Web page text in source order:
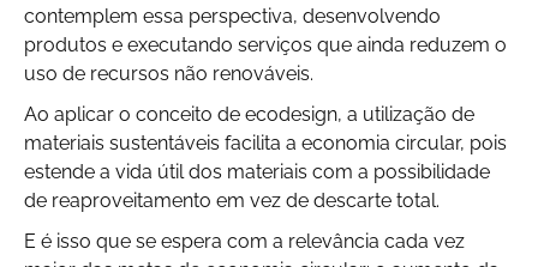
contemplem essa perspectiva, desenvolvendo
produtos e executando serviços que ainda reduzem o
uso de recursos não renováveis.
Ao aplicar o conceito de ecodesign, a utilização de
materiais sustentáveis facilita a economia circular, pois
estende a vida útil dos materiais com a possibilidade
de reaproveitamento em vez de descarte total.
E é isso que se espera com a relevância cada vez